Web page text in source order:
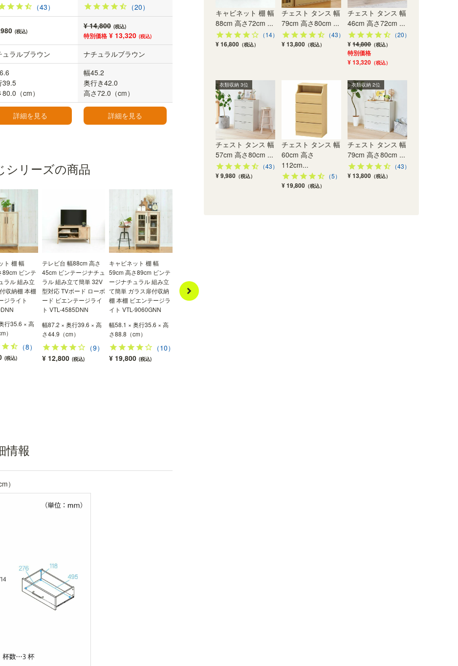
楽々引き出せる引き出し
金属レールを使った引き出しは滑らかな開閉。耐
久性にも優れています。
見えるから、お部屋全体を広く見せます。※画像
はVTL-9060G NN
組立サービス対象商品
（43） （20）
(税込)
¥ 14,800 (税込)
特別価格 ¥ 13,320 (税込)
ュラルブラウン ナチュラルブラウン
39.5
（cm）
幅45.2
奥行き42.0
高さ72.0（cm）
詳細を見る 詳細を見る
シリーズの商品
ト 棚 幅
89cm ビンテ
ラル 組み立
収納棚 本棚
ジライト
行35.6 × 高
）
（8）
(税込)
テレビ台 幅88cm 高さ
45cm ビンテージナチュ
ラル 組み立て簡単 32V
型対応 TVボード ローボ
ード ビエンテージライ
ト VTL-4585DNN
幅87.2 × 奥行39.6 × 高
さ44.9（cm）
（9）
¥ 12,800 (税込)
キャビネット 棚 幅
59cm 高さ89cm ビンテ
ージナチュラル 組み立
て簡単 ガラス扉付収納
棚 本棚 ビエンテージラ
イト VTL-9060GNN
幅58.1 × 奥行35.6 × 高
さ88.8（cm）
（10）
¥ 19,800 (税込)
ージナチュラル 組み立
て簡単 収納棚 ビエンテ
ージライト VTL-
情報
）
キャビネット 棚 幅
88cm 高さ72cm ...
（14）
¥ 16,800 （税込）
チェスト タンス 幅
79cm 高さ80cm ...
（43）
¥ 13,800 （税込）
チェスト タンス 幅
46cm 高さ72cm ...
（20）
¥14,800（税込）
特別価格
¥ 13,320 （税込）
衣類収納 3位
チェスト タンス 幅
57cm 高さ80cm ...
（43）
¥ 9,980 （税込）
チェスト タンス 幅
60cm 高さ
112cm...
（5）
¥ 19,800 （税込）
衣類収納 2位
チェスト タンス 幅
79cm 高さ80cm ...
（43）
¥ 13,800 （税込）